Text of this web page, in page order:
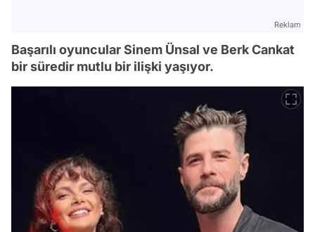
Reklam
Başarılı oyuncular Sinem Ünsal ve Berk Cankat
bir süredir mutlu bir ilişki yaşıyor.